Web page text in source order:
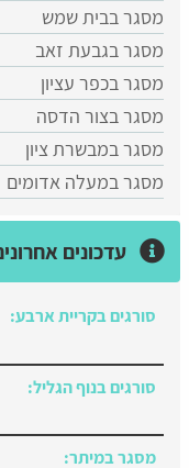
מסגר בבית שמש
מסגר בגבעת זאב
מסגר בכפר עציון
מסגר בצור הדסה
מסגר במבשרת ציון
מסגר במעלה אדומים
עדכונים
סורגים בקריית ארבע:
סורגים בנוף הגליל:
מסגר במיתר: